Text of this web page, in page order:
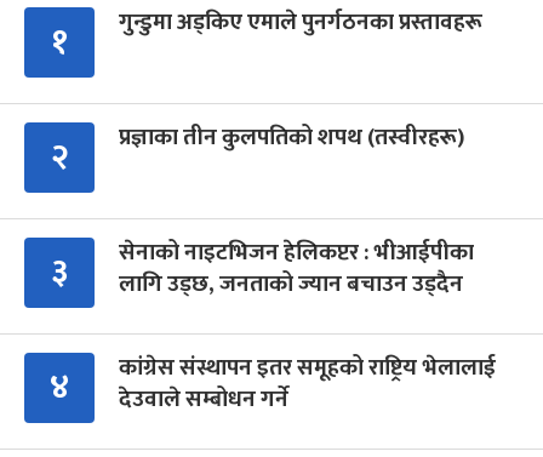
१ गुन्डुमा अड्किए एमाले पुनर्गठनका प्रस्तावहरू
२ प्रज्ञाका तीन कुलपतिको शपथ (तस्वीरहरू)
३
सेनाको नाइटभिजन हेलिकप्टर : भीआईपीका
लागि उड्छ, जनताको ज्यान बचाउन उड्दैन
४
कांग्रेस संस्थापन इतर समूहको राष्ट्रिय भेलालाई
देउवाले सम्बोधन गर्ने